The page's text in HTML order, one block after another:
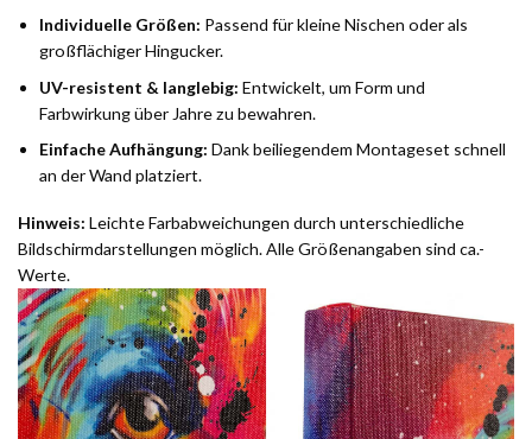
Individuelle Größen: Passend für kleine Nischen oder als
großflächiger Hingucker.
UV-resistent & langlebig: Entwickelt, um Form und
Farbwirkung über Jahre zu bewahren.
Einfache Aufhängung: Dank beiliegendem Montageset schnell
an der Wand platziert.
Hinweis: Leichte Farbabweichungen durch unterschiedliche
Bildschirmdarstellungen möglich. Alle Größenangaben sind ca.-
Werte.